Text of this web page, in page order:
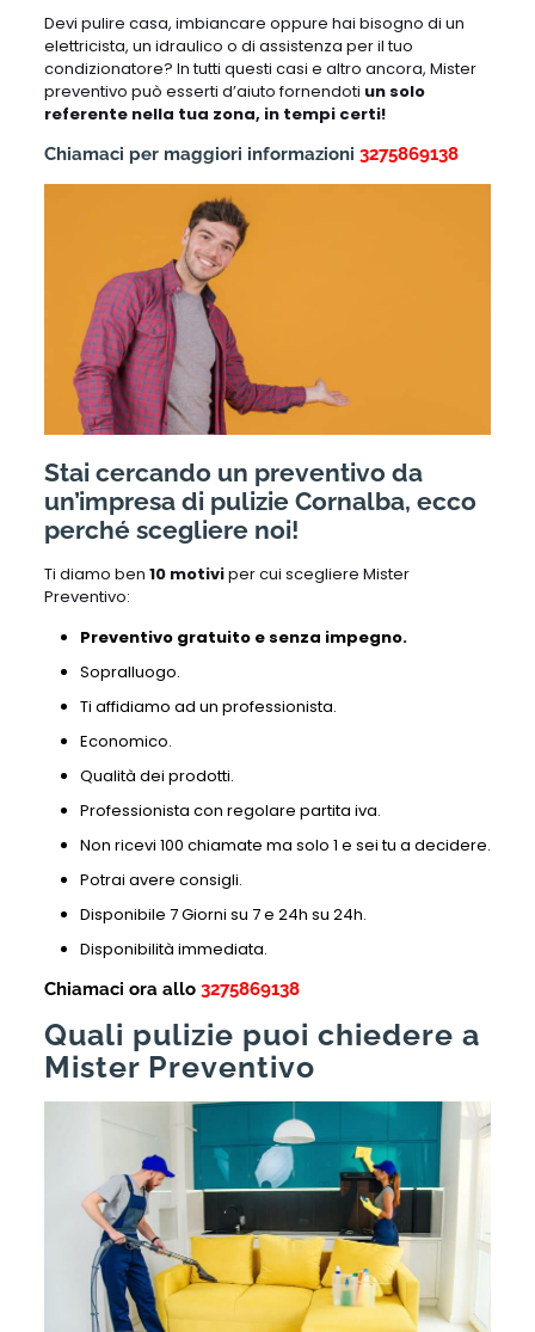
Devi pulire casa, imbiancare oppure hai bisogno di un
elettricista, un idraulico o di assistenza per il tuo
condizionatore? In tutti questi casi e altro ancora, Mister
preventivo può esserti d’aiuto fornendoti un solo
referente nella tua zona, in tempi certi!
Chiamaci per maggiori informazioni 3275869138
Stai cercando un preventivo da
un’impresa di pulizie Cornalba, ecco
perché scegliere noi!
Ti diamo ben 10 motiviper cui scegliere Mister
Preventivo:
Preventivo gratuito e senza impegno.
Sopralluogo.
Ti affidiamo ad un professionista.
Economico.
Qualità dei prodotti.
Professionista con regolare partita iva.
Non ricevi 100 chiamate ma solo 1 e sei tu a decidere.
Potrai avere consigli.
Disponibile 7 Giorni su 7 e 24h su 24h.
Disponibilità immediata.
Chiamaci ora allo 3275869138
Quali pulizie puoi chiedere a
Mister Preventivo